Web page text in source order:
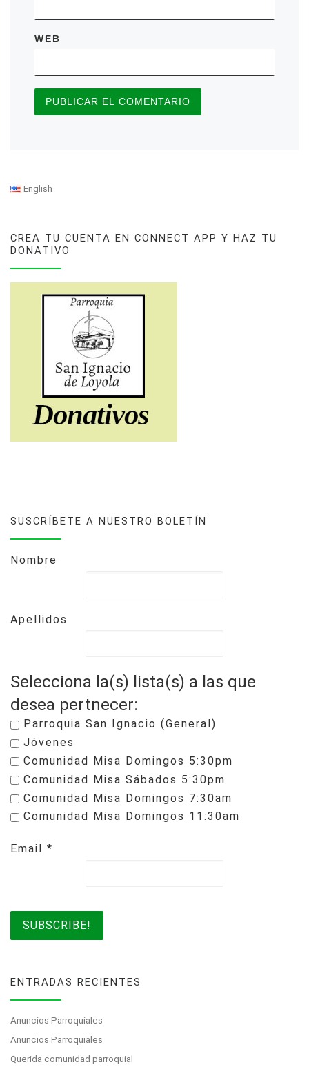
WEB
English
CREA TU CUENTA EN CONNECT APP Y HAZ TU
DONATIVO
SUSCRÍBETE A NUESTRO BOLETÍN
Nombre
Apellidos
Selecciona la(s) lista(s) a las que
desea pertnecer:
Parroquia San Ignacio (General)
Jóvenes
Comunidad Misa Domingos 5:30pm
Comunidad Misa Sábados 5:30pm
Comunidad Misa Domingos 7:30am
Comunidad Misa Domingos 11:30am
Email *
ENTRADAS RECIENTES
Anuncios Parroquiales
Anuncios Parroquiales
Querida comunidad parroquial